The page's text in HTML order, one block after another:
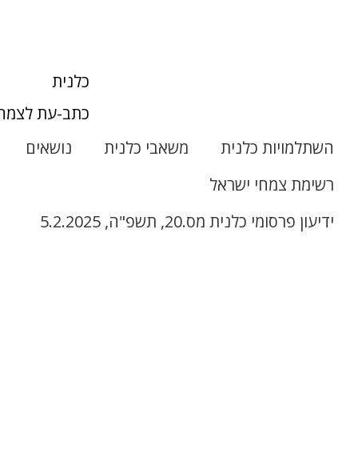
כלנית
כתב-עת
השתלמויות כלנית
משאבי כלנית
נושאים
רשימת צמחי ישראל
ידיעון פרסומי כלנית מס.20, תשפ"ה, 5.2.2025